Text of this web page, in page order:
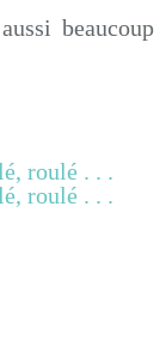
beaucoup